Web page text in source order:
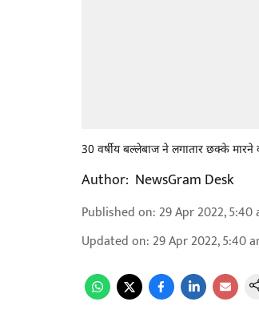
30 वर्षीय बल्लेबाज ने लगातार छक्के
Author: NewsGram Desk
Published on: 29 Apr 2022, 5:40
Updated on: 29 Apr 2022, 5:40